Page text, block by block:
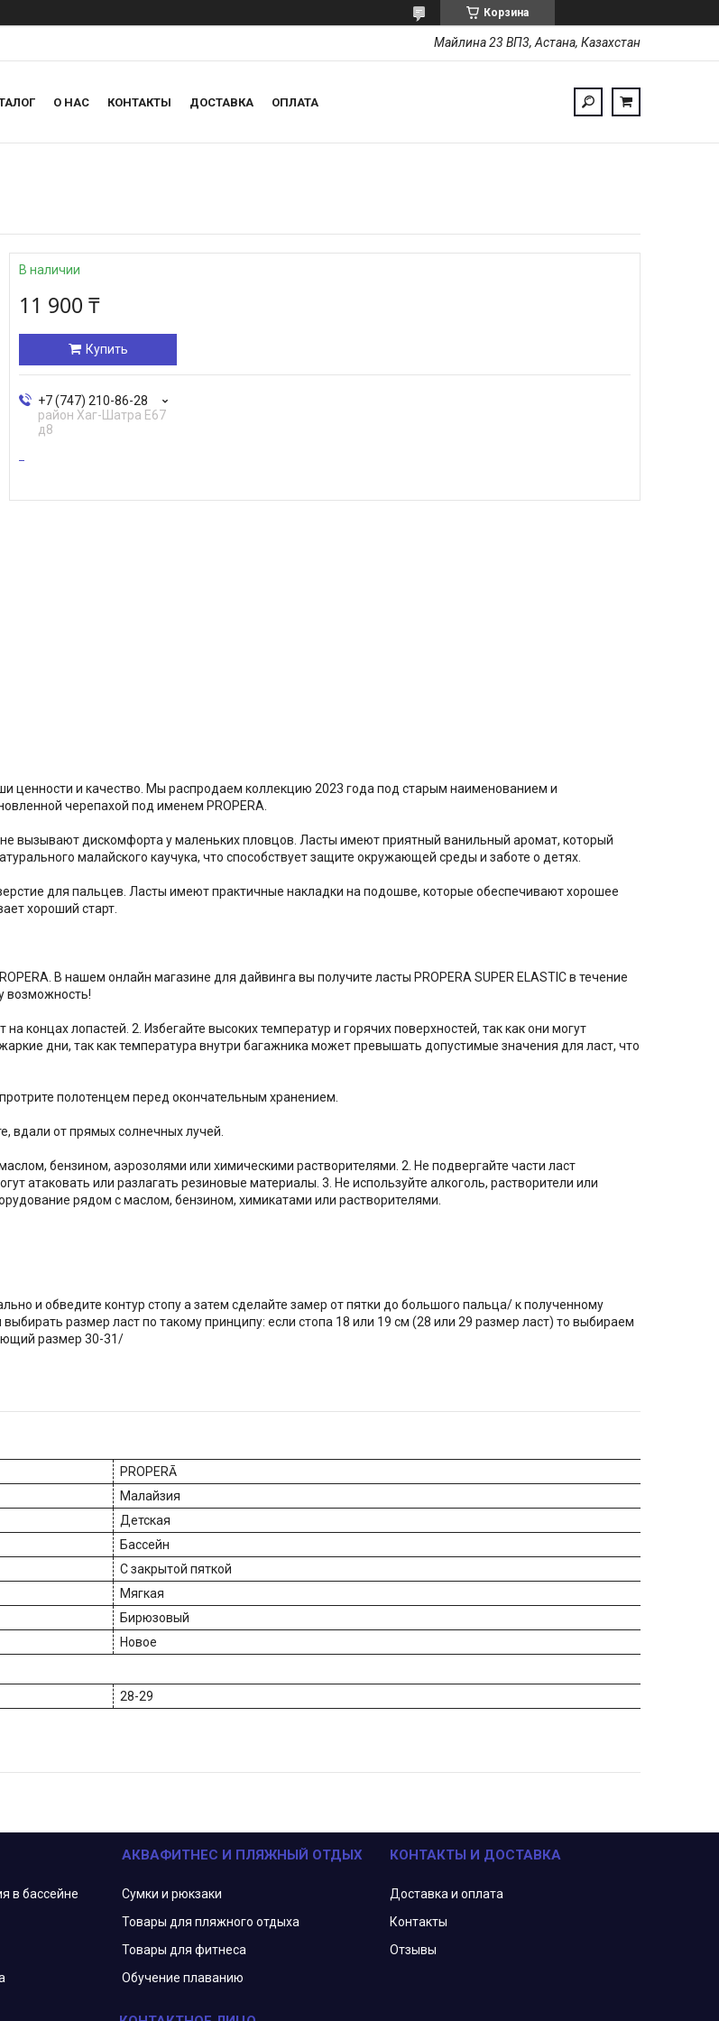
Корзина
Майлина 23 ВП3, Астана, Казахстан
О НАС КОНТАКТЫ ДОСТАВКА ОПЛАТА
В наличии
11 900 ₸
Купить
+7 (747) 210-86-28
район Хаг-Шатра Е67
д8
ценности и качество. Мы распродаем коллекцию 2023 года под старым наименованием и
черепахой под именем PROPERA.
вызывают дискомфорта у маленьких пловцов. Ласты имеют приятный ванильный аромат, который
малайского каучука, что способствует защите окружающей среды и заботе о детях.
для пальцев. Ласты имеют практичные накладки на подошве, которые обеспечивают хорошее
хороший старт.
В нашем онлайн магазине для дайвинга вы получите ласты PROPERA SUPER ELASTIC в течение
возможность!
концах лопастей. 2. Избегайте высоких температур и горячих поверхностей, так как они могут
дни, так как температура внутри багажника может превышать допустимые значения для ласт, что
полотенцем перед окончательным хранением.
вдали от прямых солнечных лучей.
бензином, аэрозолями или химическими растворителями. 2. Не подвергайте части ласт
атаковать или разлагать резиновые материалы. 3. Не используйте алкоголь, растворители или
рядом с маслом, бензином, химикатами или растворителями.
и обведите контур стопу а затем сделайте замер от пятки до большого пальца/ к полученному
размер ласт по такому принципу: если стопа 18 или 19 см (28 или 29 размер ласт) то выбираем
размер 30-31/
PROPERĀ
Малайзия
Детская
Бассейн
С закрытой пяткой
Мягкая
Бирюзовый
Новое
28-29
в бассейне
АКВАФИТНЕС И ПЛЯЖНЫЙ ОТДЫХ
Сумки и рюкзаки
Товары для пляжного отдыха
Товары для фитнеса
Обучение плаванию
КОНТАКТЫ И ДОСТАВКА
Доставка и оплата
Контакты
Отзывы